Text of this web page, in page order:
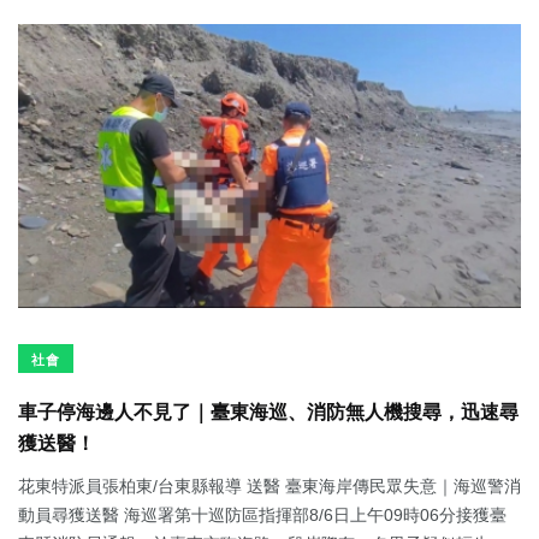
社會
車子停海邊人不見了｜臺東海巡、消防無人機搜尋，迅速尋
獲送醫！
花東特派員張柏東/台東縣報導 送醫 臺東海岸傳民眾失意｜海巡警消
動員尋獲送醫 海巡署第十巡防區指揮部8/6日上午09時06分接獲臺